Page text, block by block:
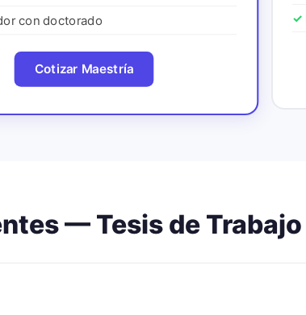
con doctorado
Cotizar Maestría
— Tesis de